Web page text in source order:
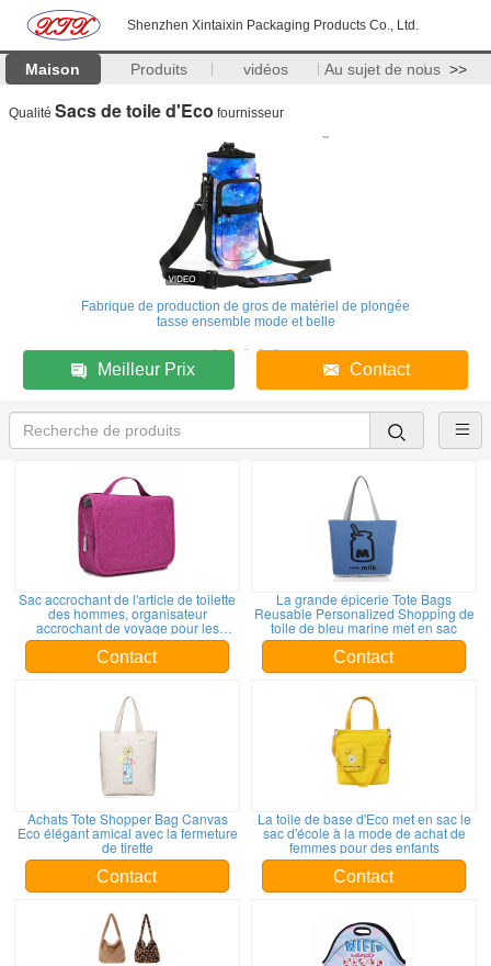
Shenzhen Xintaixin Packaging Products Co., Ltd.
Maison Produits vidéos Au sujet de nous >>
Qualité Sacs de toile d'Eco fournisseur
Fabrique de production de gros de matériel de plongée
tasse ensemble mode et belle
Meilleur Prix Contact
Sac accrochant de l'article de toilette
des hommes, organisateur
accrochant de voyage pour les
substances de lavage
Contact
La grande épicerie Tote Bags
Reusable Personalized Shopping de
toile de bleu marine met en sac
Contact
Achats Tote Shopper Bag Canvas
Eco élégant amical avec la fermeture
de tirette
Contact
La toile de base d'Eco met en sac le
sac d'école à la mode de achat de
femmes pour des enfants
Contact